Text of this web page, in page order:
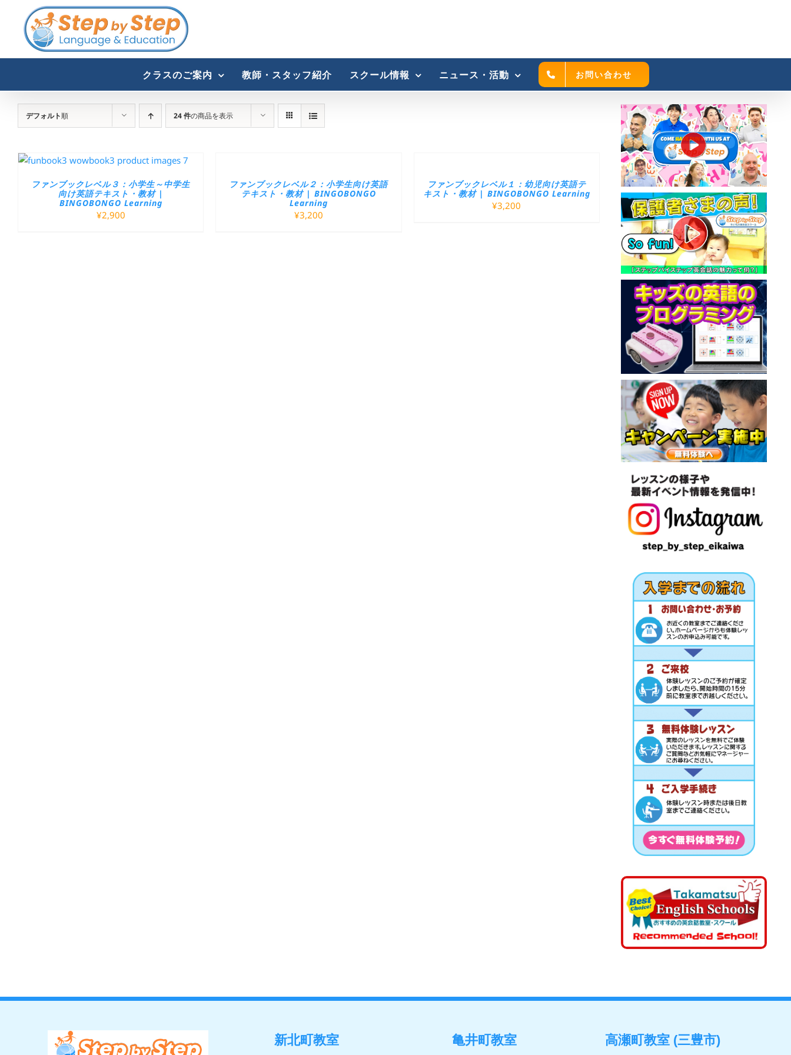
content
クラスのご案内 教師・スタッフ紹介 スクール情報 ニュース・活動 お問い合わせ
デフォルト順 24 件の商品を表示
ファンブックレベル３：小学生～中学生
向け英語テキスト・教材 |
BINGOBONGO Learning
¥2,900
ファンブックレベル２：小学生向け英語
テキスト・教材 | BINGOBONGO
Learning
¥3,200
ファンブックレベル１：幼児向け英語テ
キスト・教材 | BINGOBONGO Learning
¥3,200
新北町教室 亀井町教室 高瀬町教室 (三豊市)